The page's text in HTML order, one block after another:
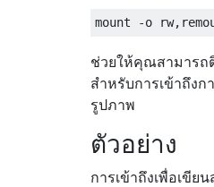
ช่วยให้คุณสามาร
สำหรับการเข้าถึงก
รูปภาพ
ตัวอย่าง
การเข้าถึงเพื่อเขีย